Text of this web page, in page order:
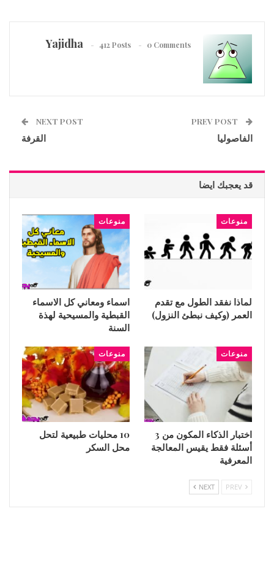
Yajidha 412 Posts 0 Comments
الفاصوليا
NEXT POST
القرفة
قد يعجبك ايضا
منوعات
لماذا نفقد الطول مع تقدم
العمر (وكيف نبطئ النزول)
منوعات
اسماء ومعاني كل الاسماء
القبطية والمسيحية لهذة
السنة
منوعات
اختبار الذكاء المكون من 3
أسئلة فقط يقيس المعالجة
المعرفية
منوعات
10 محليات طبيعية لتحل
محل السكر
NEXT